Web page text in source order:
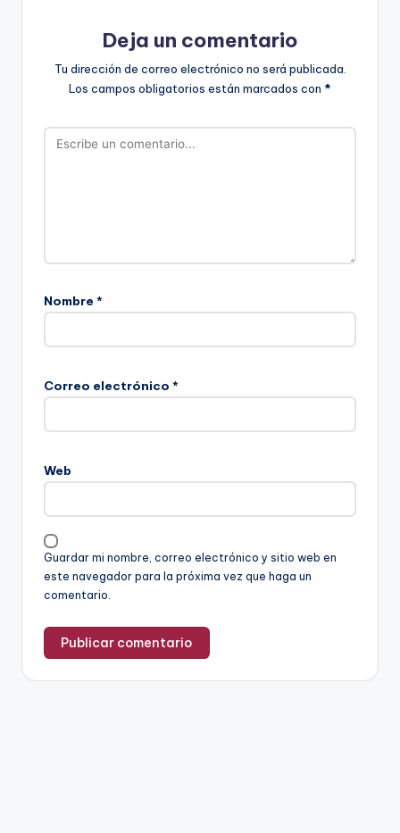
Deja un comentario
Tu dirección de correo electrónico no será publicada.
Los campos obligatorios están marcados con *
Nombre *
Correo electrónico *
Web
Guardar mi nombre, correo electrónico y sitio web en
este navegador para la próxima vez que haga un
comentario.